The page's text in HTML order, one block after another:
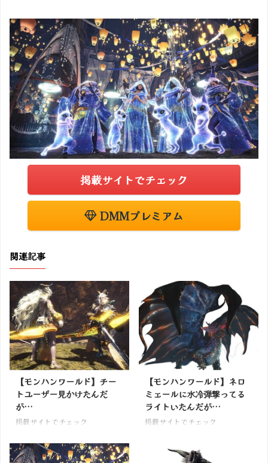
掲載サイトでチェック
DMMプレミアム
関連記事
【モンハンワールド】チー
トユーザー見かけたんだ
が…
掲載サイトでチェック
【モンハンワールド】ネロ
ミェールに水冷弾撃ってる
ライトいたんだが…
掲載サイトでチェック